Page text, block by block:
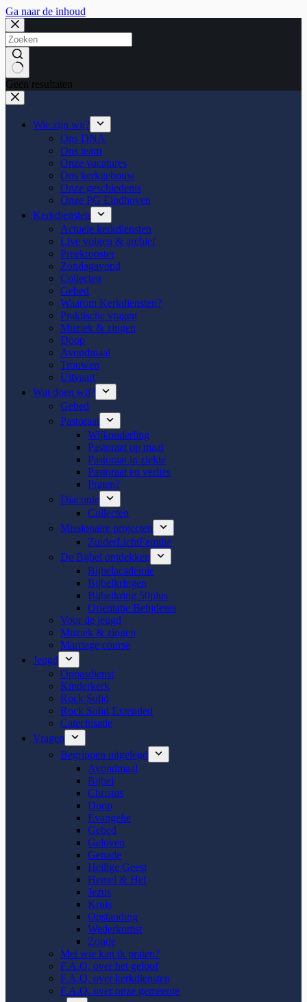
Ga naar de inhoud
Geen resultaten
Wie zijn wij?
Ons DNA
Ons team
Onze vacatures
Ons kerkgebouw
Onze geschiedenis
Onze PG Eindhoven
Kerkdiensten
Actuele kerkdiensten
Live volgen & archief
Preekrooster
Zondagavond
Collecten
Gebed
Waarom Kerkdiensten?
Praktische vragen
Muziek & zingen
Doop
Avondmaal
Trouwen
Uitvaart
Wat doen wij?
Gebed
Pastoraat
Wijkouderling
Pastoraat op maat
Pastoraat in ziekte
Pastoraat en verlies
Praten?
Diaconie
Collecten
Missionaire projecten
ZuiderLichtFamilie
De Bijbel ontdekken
Bijbelacademie
Bijbelkringen
Bijbelkring 50plus
Oriëntatie Belijdenis
Voor de jeugd
Muziek & zingen
Marriage course
Jeugd
Oppasdienst
Kinderkerk
Rock Solid
Rock Solid Extended
Catechisatie
Vragen
Begrippen uitgelegd
Avondmaal
Bijbel
Christus
Doop
Evangelie
Gebed
Geloven
Genade
Heilige Geest
Hemel & Hel
Jezus
Kruis
Opstanding
Wederkomst
Zonde
Met wie kan ik praten?
F.A.Q. over het geloof
F.A.Q. over kerkdiensten
F.A.Q. over onze gemeente